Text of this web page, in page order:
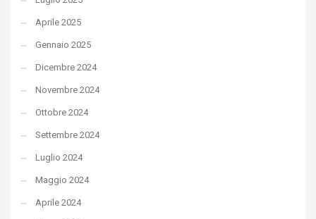
Aprile 2025
Gennaio 2025
Dicembre 2024
Novembre 2024
Ottobre 2024
Settembre 2024
Luglio 2024
Maggio 2024
Aprile 2024